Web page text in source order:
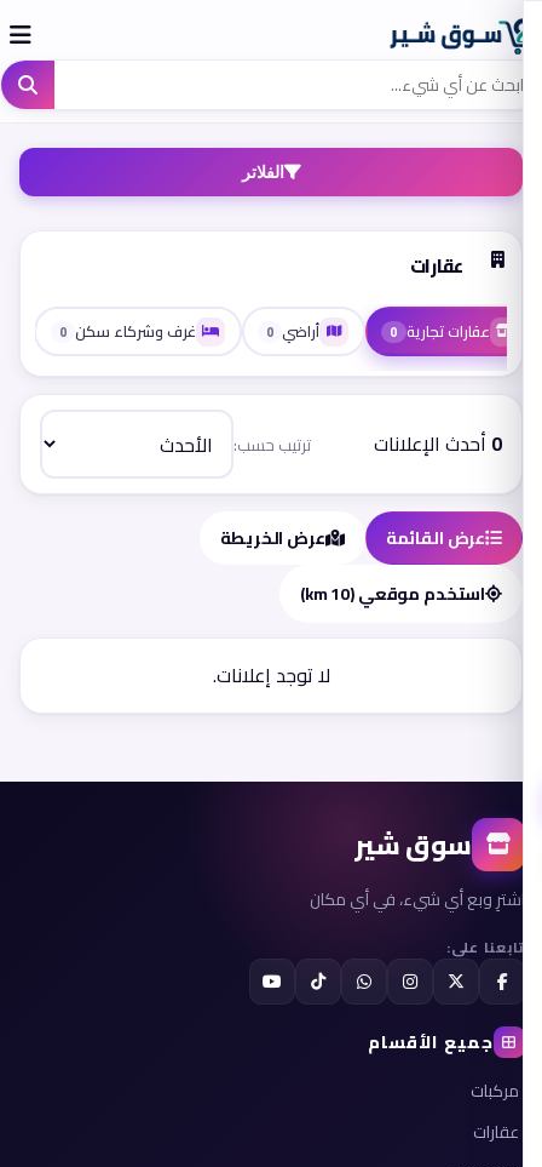
الفلاتر
عقارات
عقارات تجارية 0 أراضي 0 غرف وشركاء سكن 0
0 أحدث الإعلانات ترتيب حسب:
عرض القائمة
عرض الخريطة
استخدم موقعي (10 km)
لا توجد إعلانات.
سوق شير
اشترِ وبع أي شيء، في أي مكان
تابعنا على:
جميع الأقسام
مركبات
عقارات